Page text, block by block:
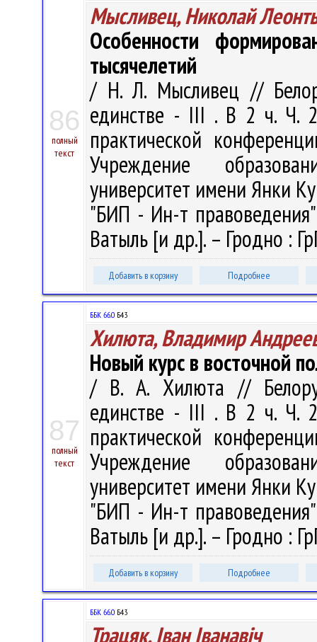
86
полный
текст
Мысливец, Николай
Особенности
тысячелетий
/ Н. Л. Мысливец //
единстве - III . В 2 ч. Ч.
практической
Учреждение
университет имени Янки
"БИП - Ин-т
Ватыль [и др.]. – Гродно :
Добавить в корзину Подробнее
87
полный
текст
ББК 66.0 Б43
Хилюта, Владимир
Новый курс в восточной
/ В. А. Хилюта //
единстве - III . В 2 ч. Ч.
практической
Учреждение
университет имени Янки
"БИП - Ин-т
Ватыль [и др.]. – Гродно :
Добавить в корзину Подробнее
ББК 66.0 Б43
Трацяк, Iван Iванавiч